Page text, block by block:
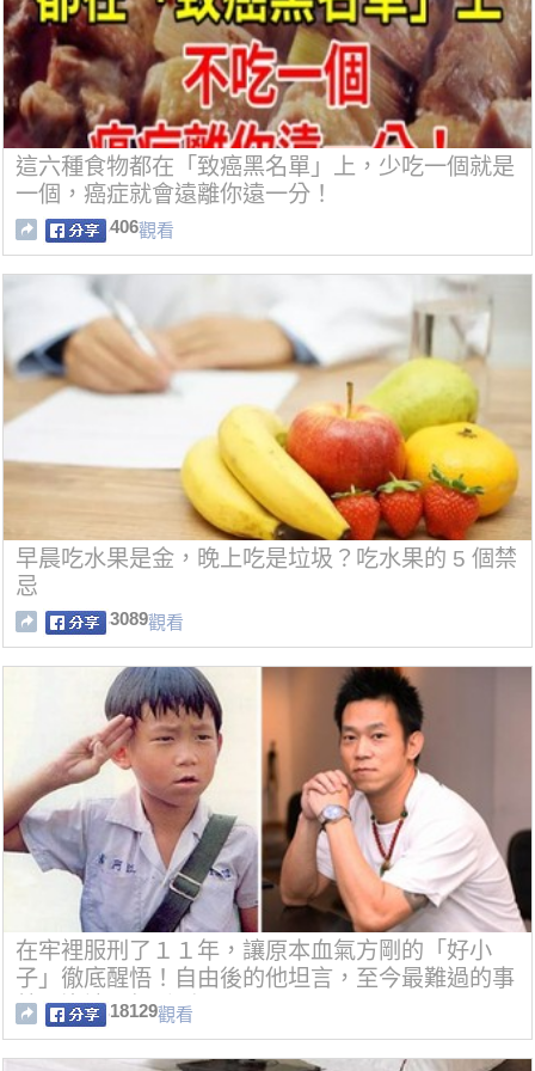
這六種食物都在「致癌黑名單」上，少吃一個就是
一個，癌症就會遠離你遠一分！
406觀看
早晨吃水果是金，晚上吃是垃圾？吃水果的 5 個禁
忌
3089觀看
在牢裡服刑了１１年，讓原本血氣方剛的「好小
子」徹底醒悟！自由後的他坦言，至今最難過的事
就是沒讓父親看到...
18129觀看